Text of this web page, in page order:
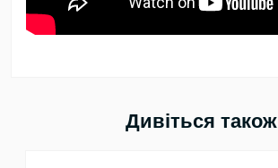
Дивіться також